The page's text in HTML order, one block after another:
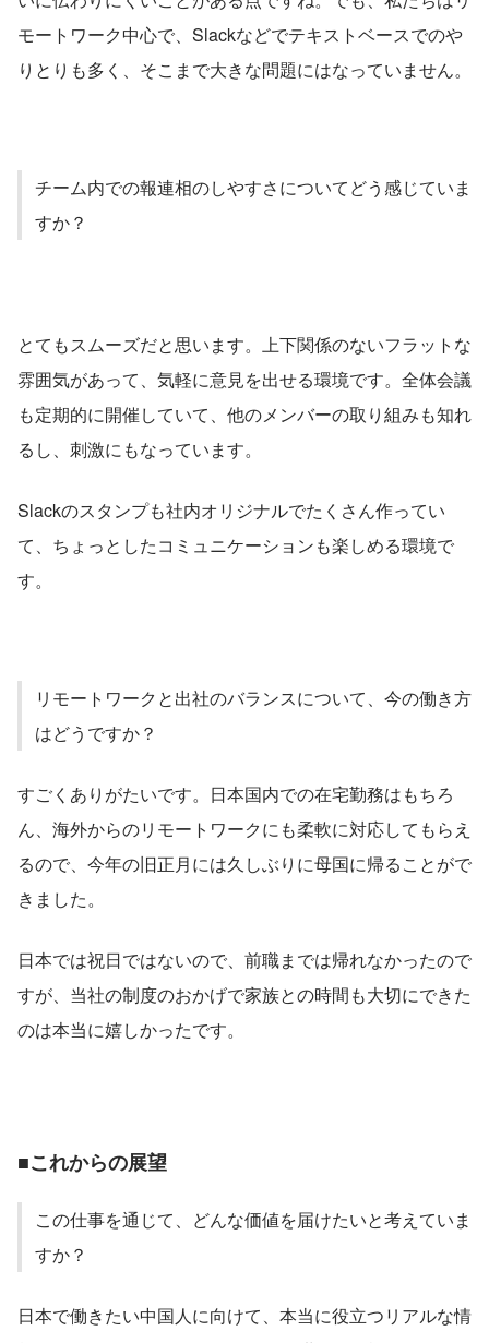
モートワーク中心で、Slackなどでテキストベースでのや
りとりも多く、そこまで大きな問題にはなっていません。
チーム内での報連相のしやすさについてどう感じていま
すか？
とてもスムーズだと思います。上下関係のないフラットな
雰囲気があって、気軽に意見を出せる環境です。全体会議
も定期的に開催していて、他のメンバーの取り組みも知れ
るし、刺激にもなっています。
Slackのスタンプも社内オリジナルでたくさん作ってい
て、ちょっとしたコミュニケーションも楽しめる環境で
す。
リモートワークと出社のバランスについて、今の働き方
はどうですか？
すごくありがたいです。日本国内での在宅勤務はもちろ
ん、海外からのリモートワークにも柔軟に対応してもらえ
るので、今年の旧正月には久しぶりに母国に帰ることがで
きました。
日本では祝日ではないので、前職までは帰れなかったので
すが、当社の制度のおかげで家族との時間も大切にできた
のは本当に嬉しかったです。
■これからの展望
この仕事を通じて、どんな価値を届けたいと考えていま
すか？
日本で働きたい中国人に向けて、本当に役立つリアルな情